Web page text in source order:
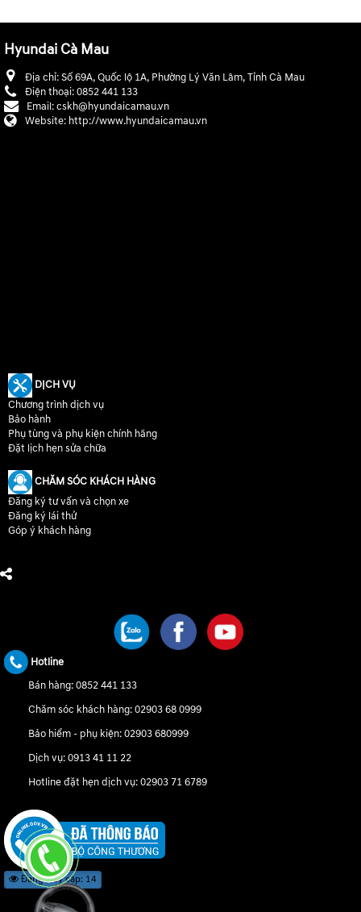
Hyundai Cà Mau
Địa chỉ:Số 69A, Quốc lộ 1A, Phường Lý Văn Lâm, Tỉnh Cà Mau
Điện thoại:0852 441 133
Email:cskh@hyundaicamau.vn
Website: http://www.hyundaicamau.vn
DỊCH VỤ
Chương trình dịch vụ
Bảo hành
Phụ tùng và phụ kiện chính hãng
Đặt lịch hẹn sửa chữa
CHĂM SÓC KHÁCH HÀNG
Đăng ký tư vấn và chọn xe
Đăng ký lái thử
Góp ý khách hàng
Hotline
Bán hàng:0852 441 133
Chăm sóc khách hàng:02903 68 0999
Bảo hiểm - phụ kiện:02903 680999
Dịch vụ:0913 41 11 22
Hotline đặt hẹn dịch vụ:02903 71 6789
Đang truy cập: 14